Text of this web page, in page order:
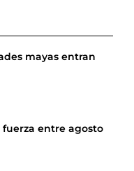
mayas entran
fuerza entre agosto